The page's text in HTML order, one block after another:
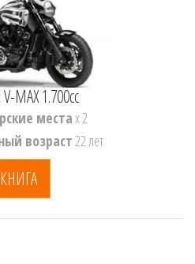
MAX 1.700cc
местаx 2
возраст22 лет
КНИГА